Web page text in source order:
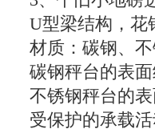
U型梁结构，花
材质：碳钢、
碳钢秤台的表
不锈钢秤台的
受保护的承载